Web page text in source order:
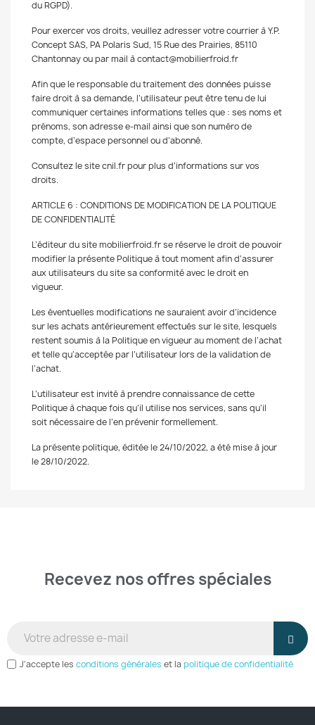
du RGPD).
Pour exercer vos droits, veuillez adresser votre courrier à Y.P.
Concept SAS, PA Polaris Sud, 15 Rue des Prairies, 85110
Chantonnay ou par mail à contact@mobilierfroid.fr
Afin que le responsable du traitement des données puisse
faire droit à sa demande, l’utilisateur peut être tenu de lui
communiquer certaines informations telles que : ses noms et
prénoms, son adresse e-mail ainsi que son numéro de
compte, d’espace personnel ou d’abonné.
Consultez le site cnil.fr pour plus d’informations sur vos
droits.
ARTICLE 6 : CONDITIONS DE MODIFICATION DE LA POLITIQUE
DE CONFIDENTIALITÉ
L’éditeur du site mobilierfroid.fr se réserve le droit de pouvoir
modifier la présente Politique à tout moment afin d’assurer
aux utilisateurs du site sa conformité avec le droit en
vigueur.
Les éventuelles modifications ne sauraient avoir d’incidence
sur les achats antérieurement effectués sur le site, lesquels
restent soumis à la Politique en vigueur au moment de l’achat
et telle qu’acceptée par l’utilisateur lors de la validation de
l’achat.
L’utilisateur est invité à prendre connaissance de cette
Politique à chaque fois qu’il utilise nos services, sans qu’il
soit nécessaire de l’en prévenir formellement.
La présente politique, éditée le 24/10/2022, a été mise à jour
le 28/10/2022.
Recevez nos offres spéciales
J'accepte les conditions générales et lapolitique de confidentialité